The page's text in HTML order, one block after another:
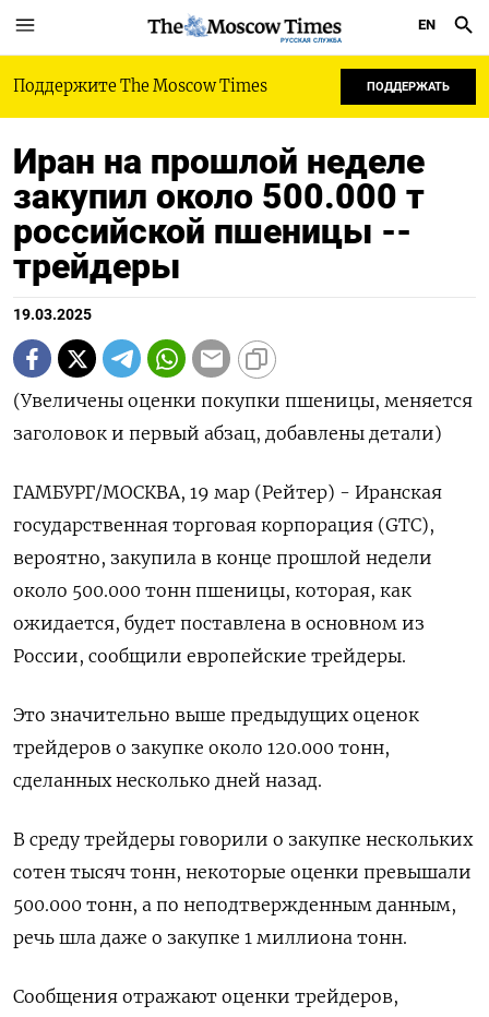
РУССКАЯ СЛУЖБА
EN
Поддержите The Moscow Times ПОДДЕРЖАТЬ
Иран на прошлой неделе
закупил около 500.000 т
российской пшеницы --
трейдеры
19.03.2025
(Увеличены оценки покупки пшеницы, меняется
заголовок и первый абзац, добавлены детали)
ГАМБУРГ/МОСКВА, 19 мар (Рейтер) - Иранская
государственная торговая корпорация (GTC),
вероятно, закупила в конце прошлой недели
около 500.000 тонн пшеницы, которая, как
ожидается, будет поставлена в основном из
России, сообщили европейские трейдеры.
Это значительно выше предыдущих оценок
трейдеров о закупке около 120.000 тонн,
сделанных несколько дней назад.
В среду трейдеры говорили о закупке нескольких
сотен тысяч тонн, некоторые оценки превышали
500.000 тонн, а по неподтвержденным данным,
речь шла даже о закупке 1 миллиона тонн.
Сообщения отражают оценки трейдеров,